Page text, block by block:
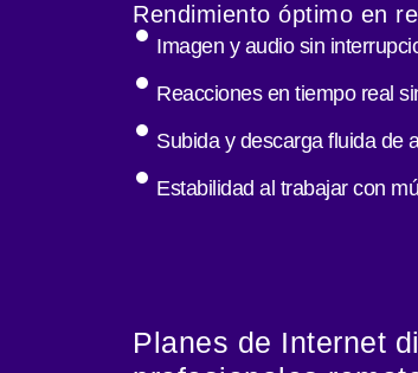
Rendimiento óptimo en
Imagen y audio sin
Reacciones en tiempo real
Subida y descarga fluida de
Estabilidad al trabajar con
Planes de Internet